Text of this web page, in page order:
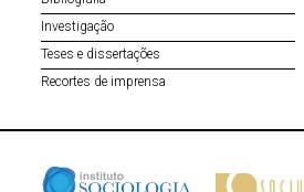
Investigação
Teses e dissertações
Recortes de imprensa